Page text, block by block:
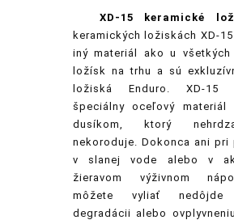
XD-15 keramické
keramických ložiskách XD-
iný materiál ako u všetkých
ložísk na trhu a sú
ložiská Enduro. XD-15
špeciálny oceľový materiál
dusíkom, ktorý
nekoroduje. Dokonca ani pri
v slanej vode alebo v
žieravom výživnom
môžete vyliať
degradácii alebo